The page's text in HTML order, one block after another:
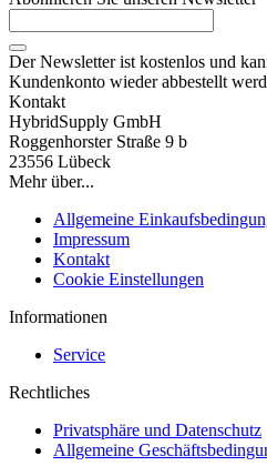
Der Newsletter ist kostenlos und
Kundenkonto wieder abbestellt
Kontakt
HybridSupply GmbH
Roggenhorster Straße 9 b
23556 Lübeck
Mehr über...
Allgemeine
Impressum
Kontakt
Cookie Einstellungen
Informationen
Service
Rechtliches
Privatsphäre und Datenschutz
Allgemeine